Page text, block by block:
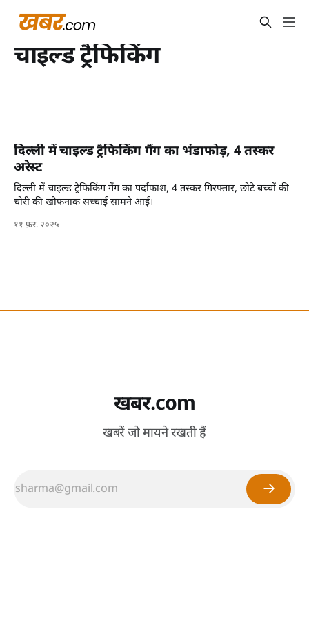
चाइल्ड ट्रैफिकिंग
दिल्ली में चाइल्ड ट्रैफिकिंग गैंग का भंडाफोड़, 4 तस्कर
अरेस्ट
दिल्ली में चाइल्ड ट्रैफिकिंग गैंग का पर्दाफाश, 4 तस्कर गिरफ्तार, छोटे बच्चों की
चोरी की खौफनाक सच्चाई सामने आई।
११ फ़र. २०२५
खबर.com
खबरें जो मायने रखती हैं